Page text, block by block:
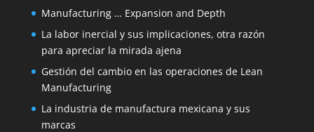
Manufacturing … Expansion and Depth
La labor inercial y sus implicaciones, otra razón
para apreciar la mirada ajena
Gestión del cambio en las operaciones de Lean
Manufacturing
La industria de manufactura mexicana y sus
marcas